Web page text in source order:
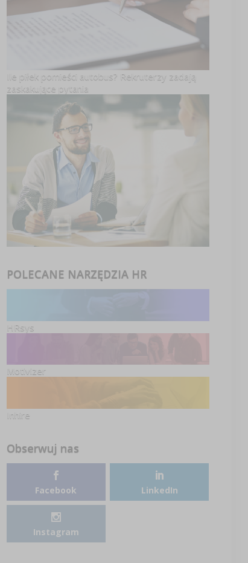
Ile piłek pomieści autobus? Rekruterzy zadają
zaskakujące pytania
POLECANE NARZĘDZIA HR
HRsys
Motivizer
Inhire
Obserwuj nas
Facebook LinkedIn
Instagram